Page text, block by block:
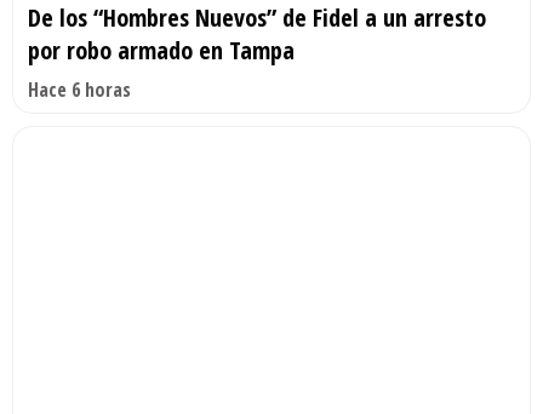
De los “Hombres Nuevos” de Fidel a un arresto
por robo armado en Tampa
Hace 6 horas